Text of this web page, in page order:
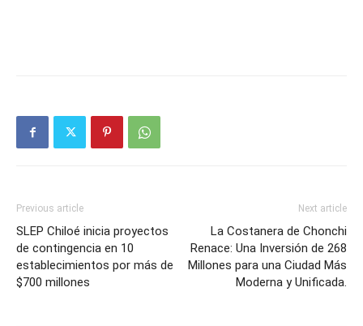
Previous article
SLEP Chiloé inicia proyectos
de contingencia en 10
establecimientos por más de
$700 millones
Next article
La Costanera de Chonchi
Renace: Una Inversión de 268
Millones para una Ciudad Más
Moderna y Unificada.